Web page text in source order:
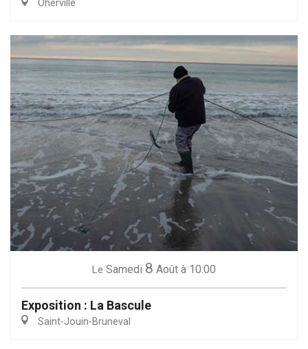
Oherville
Le Samedi 8 Août à 10:00
Exposition : La Bascule
Saint-Jouin-Bruneval